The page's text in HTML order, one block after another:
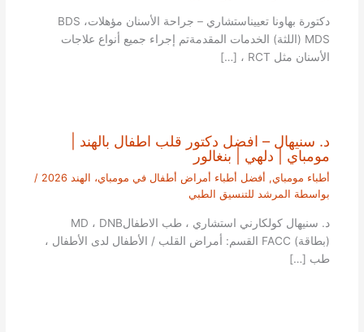
دكتورة بهاونا تعييناستشاري – جراحة الأسنان مؤهلاتBDS ،
MDS (اللثة) الخدمات المقدمةتم إجراء جميع أنواع علاجات
الأسنان مثل RCT ، […]
د. سنيهال – افضل دكتور قلب اطفال بالهند |
مومباي | دلهي | بنغالور
أطباء مومباي, أفضل أطباء أمراض أطفال في مومباي، الهند 2026
/
بواسطة المرشد للتنسيق الطبي
د. سنيهال كولكارني استشاري ، طب الاطفالMD ، DNB
(بطاقة) FACC القسم: أمراض القلب / الأطفال لدى الأطفال ،
طب […]